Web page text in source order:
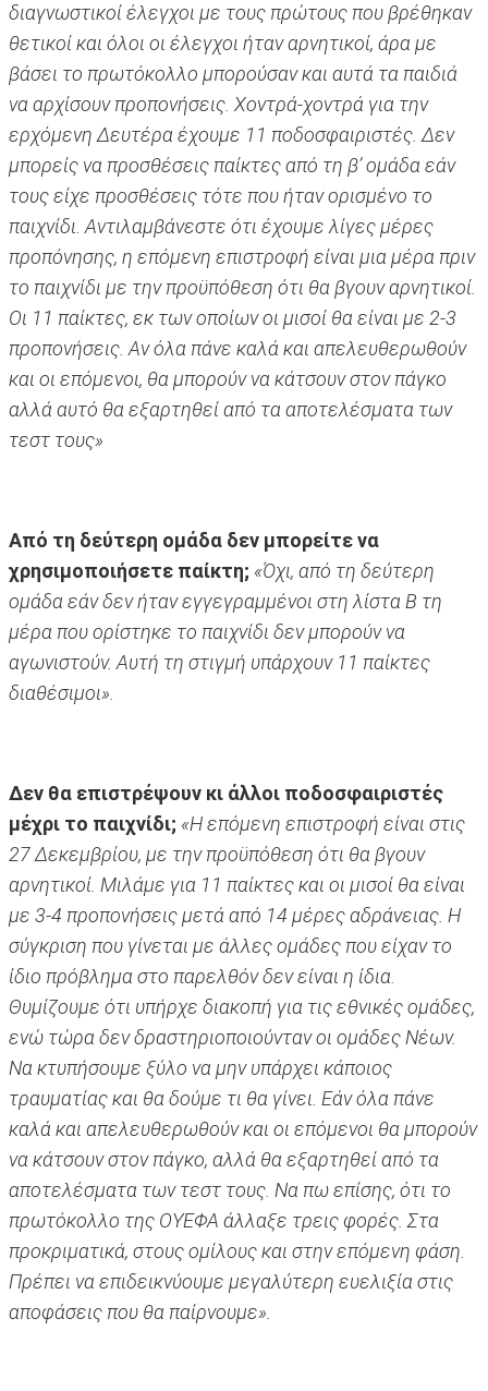
διαγνωστικοί έλεγχοι με τους πρώτους που βρέθηκαν
θετικοί και όλοι οι έλεγχοι ήταν αρνητικοί, άρα με
βάσει το πρωτόκολλο μπορούσαν και αυτά τα παιδιά
να αρχίσουν προπονήσεις. Χοντρά-χοντρά για την
ερχόμενη Δευτέρα έχουμε 11 ποδοσφαιριστές. Δεν
μπορείς να προσθέσεις παίκτες από τη β’ ομάδα εάν
τους είχε προσθέσεις τότε που ήταν ορισμένο το
παιχνίδι. Αντιλαμβάνεστε ότι έχουμε λίγες μέρες
προπόνησης, η επόμενη επιστροφή είναι μια μέρα πριν
το παιχνίδι με την προϋπόθεση ότι θα βγουν αρνητικοί.
Οι 11 παίκτες, εκ των οποίων οι μισοί θα είναι με 2-3
προπονήσεις. Αν όλα πάνε καλά και απελευθερωθούν
και οι επόμενοι, θα μπορούν να κάτσουν στον πάγκο
αλλά αυτό θα εξαρτηθεί από τα αποτελέσματα των
τεστ τους»
Από τη δεύτερη ομάδα δεν μπορείτε να
χρησιμοποιήσετε παίκτη; «Όχι, από τη δεύτερη
ομάδα εάν δεν ήταν εγγεγραμμένοι στη λίστα Β τη
μέρα που ορίστηκε το παιχνίδι δεν μπορούν να
αγωνιστούν. Αυτή τη στιγμή υπάρχουν 11 παίκτες
διαθέσιμοι».
Δεν θα επιστρέψουν κι άλλοι ποδοσφαιριστές
μέχρι το παιχνίδι; «Η επόμενη επιστροφή είναι στις
27 Δεκεμβρίου, με την προϋπόθεση ότι θα βγουν
αρνητικοί. Μιλάμε για 11 παίκτες και οι μισοί θα είναι
με 3-4 προπονήσεις μετά από 14 μέρες αδράνειας. Η
σύγκριση που γίνεται με άλλες ομάδες που είχαν το
ίδιο πρόβλημα στο παρελθόν δεν είναι η ίδια.
Θυμίζουμε ότι υπήρχε διακοπή για τις εθνικές ομάδες,
ενώ τώρα δεν δραστηριοποιούνταν οι ομάδες Νέων.
Να κτυπήσουμε ξύλο να μην υπάρχει κάποιος
τραυματίας και θα δούμε τι θα γίνει. Εάν όλα πάνε
καλά και απελευθερωθούν και οι επόμενοι θα μπορούν
να κάτσουν στον πάγκο, αλλά θα εξαρτηθεί από τα
αποτελέσματα των τεστ τους. Να πω επίσης, ότι το
πρωτόκολλο της ΟΥΕΦΑ άλλαξε τρεις φορές. Στα
προκριματικά, στους ομίλους και στην επόμενη φάση.
Πρέπει να επιδεικνύουμε μεγαλύτερη ευελιξία στις
αποφάσεις που θα παίρνουμε».